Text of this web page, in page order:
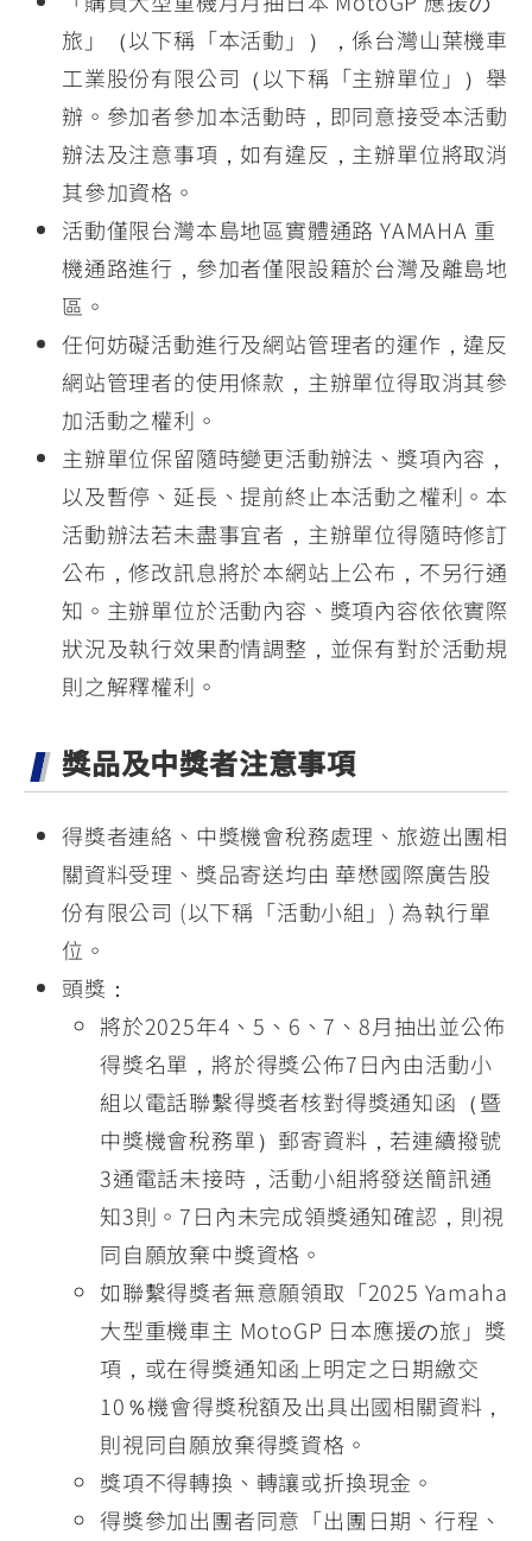
旅」（以下稱「本活動」），係台灣山葉機車
工業股份有限公司（以下稱「主辦單位」）舉
辦。參加者參加本活動時，即同意接受本活動
辦法及注意事項，如有違反，主辦單位將取消
其參加資格。
活動僅限台灣本島地區實體通路 YAMAHA 重
機通路進行，參加者僅限設籍於台灣及離島地
區。
任何妨礙活動進行及網站管理者的運作，違反
網站管理者的使用條款，主辦單位得取消其參
加活動之權利。
主辦單位保留隨時變更活動辦法、獎項內容，
以及暫停、延長、提前終止本活動之權利。本
活動辦法若未盡事宜者，主辦單位得隨時修訂
公布，修改訊息將於本網站上公布，不另行通
知。主辦單位於活動內容、獎項內容依依實際
狀況及執行效果酌情調整，並保有對於活動規
則之解釋權利。
獎品及中獎者注意事項
得獎者連絡、中獎機會稅務處理、旅遊出團相
關資料受理、獎品寄送均由 華懋國際廣告股
份有限公司 (以下稱「活動小組」) 為執行單
位。
頭獎：
將於2025年4、5、6、7、8月抽出並公佈
得獎名單，將於得獎公佈7日內由活動小
組以電話聯繫得獎者核對得獎通知函（暨
中獎機會稅務單）郵寄資料，若連續撥號
3通電話未接時，活動小組將發送簡訊通
知3則。7日內未完成領獎通知確認，則視
同自願放棄中獎資格。
如聯繫得獎者無意願領取「2025 Yamaha
大型重機車主 MotoGP 日本應援の旅」獎
項，或在得獎通知函上明定之日期繳交
10％機會得獎稅額及出具出國相關資料，
則視同自願放棄得獎資格。
獎項不得轉換、轉讓或折換現金。
得獎參加出團者同意「出團日期、行程、